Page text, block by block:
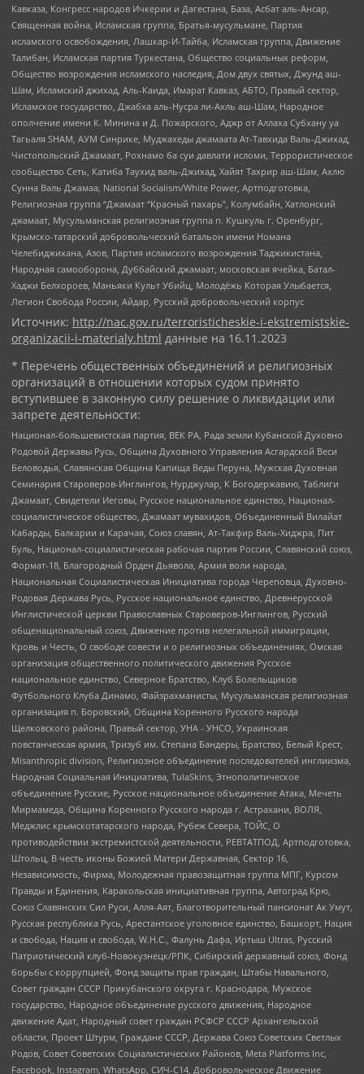
Кавказа, Конгресс народов Ичкерии и Дагестана, База, Асбат аль-Ансар,
Священная война, Исламская группа, Братья-мусульмане, Партия
исламского освобождения, Лашкар-И-Тайба, Исламская группа, Движение
Талибан, Исламская партия Туркестана, Общество социальных реформ,
Общество возрождения исламского наследия, Дом двух святых, Джунд аш-
Шам, Исламский джихад, Аль-Каида, Имарат Кавказ, АБТО, Правый сектор,
Исламское государство, Джабха аль-Нусра ли-Ахль аш-Шам, Народное
ополчение имени К. Минина и Д. Пожарского, Аджр от Аллаха Субхану уа
Тагьаля SHAM, АУМ Синрике, Муджахеды джамаата Ат-Тавхида Валь-Джихад,
Чистопольский Джамаат, Рохнамо ба суи давлати исломи, Террористическое
сообщество Сеть, Катиба Таухид валь-Джихад, Хайят Тахрир аш-Шам, Ахлю
Сунна Валь Джамаа, National Socialism/White Power, Артподготовка,
Религиозная группа “Джамаат “Красный пахарь”, Колумбайн, Хатлонский
джамаат, Мусульманская религиозная группа п. Кушкуль г. Оренбург,
Крымско-татарский добровольческий батальон имени Номана
Челебиджихана, Азов, Партия исламского возрождения Таджикистана,
Народная самооборона, Дуббайский джамаат, московская ячейка, Батал-
Хаджи Белхороев, Маньяки Культ Убийц, Молодёжь Которая Улыбается,
Легион Свобода России, Айдар, Русский добровольческий корпус
Источник: http://nac.gov.ru/terroristicheskie-i-ekstremistskie-
organizacii-i-materialy.html данные на 16.11.2023
* Перечень общественных объединений и религиозных
организаций в отношении которых судом принято
вступившее в законную силу решение о ликвидации или
запрете деятельности:
Национал-большевистская партия, ВЕК РА, Рада земли Кубанской Духовно
Родовой Державы Русь, Община Духовного Управления Асгардской Веси
Беловодья, Славянская Община Капища Веды Перуна, Мужская Духовная
Семинария Староверов-Инглингов, Нурджулар, К Богодержавию, Таблиги
Джамаат, Свидетели Иеговы, Русское национальное единство, Национал-
социалистическое общество, Джамаат мувахидов, Объединенный Вилайат
Кабарды, Балкарии и Карачая, Союз славян, Ат-Такфир Валь-Хиджра, Пит
Буль, Национал-социалистическая рабочая партия России, Славянский союз,
Формат-18, Благородный Орден Дьявола, Армия воли народа,
Национальная Социалистическая Инициатива города Череповца, Духовно-
Родовая Держава Русь, Русское национальное единство, Древнерусской
Инглистической церкви Православных Староверов-Инглингов, Русский
общенациональный союз, Движение против нелегальной иммиграции,
Кровь и Честь, О свободе совести и о религиозных объединениях, Омская
организация общественного политического движения Русское
национальное единство, Северное Братство, Клуб Болельщиков
Футбольного Клуба Динамо, Файзрахманисты, Мусульманская религиозная
организация п. Боровский, Община Коренного Русского народа
Щелковского района, Правый сектор, УНА - УНСО, Украинская
повстанческая армия, Тризуб им. Степана Бандеры, Братство, Белый Крест,
Misanthropic division, Религиозное объединение последователей инглиизма,
Народная Социальная Инициатива, TulaSkins, Этнополитическое
объединение Русские, Русское национальное объединение Атака, Мечеть
Мирмамеда, Община Коренного Русского народа г. Астрахани, ВОЛЯ,
Меджлис крымскотатарского народа, Рубеж Севера, ТОЙС, О
противодействии экстремистской деятельности, РЕВТАТПОД, Артподготовка,
Штольц, В честь иконы Божией Матери Державная, Сектор 16,
Независимость, Фирма, Молодежная правозащитная группа МПГ, Курсом
Правды и Единения, Каракольская инициативная группа, Автоград Крю,
Союз Славянских Сил Руси, Алля-Аят, Благотворительный пансионат Ак Умут,
Русская республика Русь, Арестантское уголовное единство, Башкорт, Нация
и свобода, Нация и свобода, W.H.С., Фалунь Дафа, Иртыш Ultras, Русский
Патриотический клуб-Новокузнецк/РПК, Сибирский державный союз, Фонд
борьбы с коррупцией, Фонд защиты прав граждан, Штабы Навального,
Совет граждан СССР Прикубанского округа г. Краснодара, Мужское
государство, Народное объединение русского движения, Народное
движение Адат, Народный совет граждан РСФСР СССР Архангельской
области, Проект Штурм, Граждане СССР, Держава Союз Советских Светлых
Родов, Совет Советских Социалистических Районов, Meta Platforms Inc,
Facebook, Instagram, WhatsApp, СИЧ-С14, Добровольческое Движение